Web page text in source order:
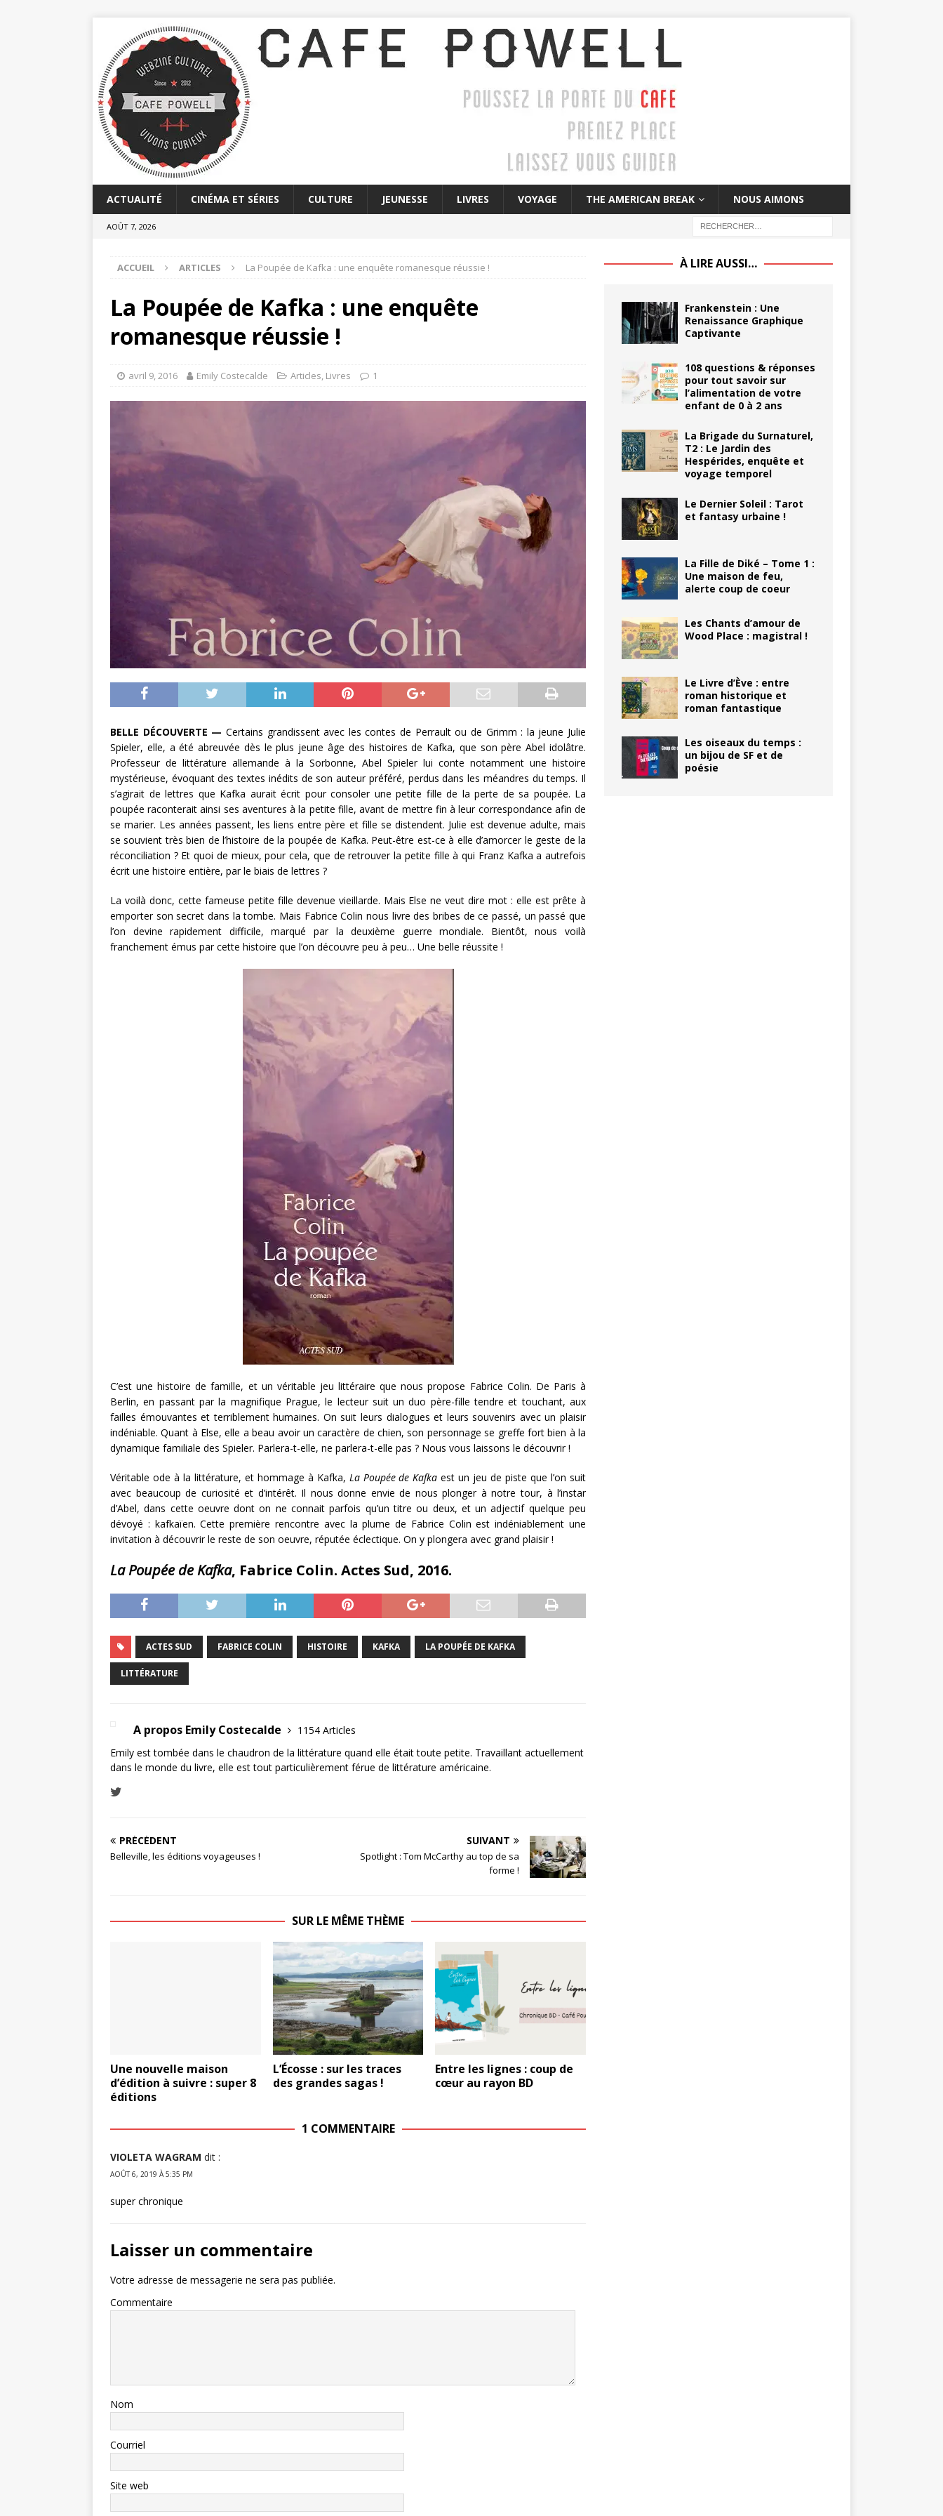
ACTUALITÉ CINÉMA ET SÉRIES CULTURE JEUNESSE LIVRES VOYAGE THE AMERICAN BREAK NOUS AIMONS
AOÛT 7, 2026
ACCUEIL ARTICLES La Poupée de Kafka : une enquête romanesque réussie !
La Poupée de Kafka : une enquête
romanesque réussie !
avril 9, 2016 Emily Costecalde Articles, Livres 1
BELLE DÉCOUVERTE — Certains grandissent avec les contes de Perrault ou de Grimm : la jeune Julie
Spieler, elle, a été abreuvée dès le plus jeune âge des histoires de Kafka, que son père Abel idolâtre.
Professeur de littérature allemande à la Sorbonne, Abel Spieler lui conte notamment une histoire
mystérieuse, évoquant des textes inédits de son auteur préféré, perdus dans les méandres du temps. Il
s’agirait de lettres que Kafka aurait écrit pour consoler une petite fille de la perte de sa poupée. La
poupée raconterait ainsi ses aventures à la petite fille, avant de mettre fin à leur correspondance afin de
se marier. Les années passent, les liens entre père et fille se distendent. Julie est devenue adulte, mais
se souvient très bien de l’histoire de la poupée de Kafka. Peut-être est-ce à elle d’amorcer le geste de la
réconciliation ? Et quoi de mieux, pour cela, que de retrouver la petite fille à qui Franz Kafka a autrefois
écrit une histoire entière, par le biais de lettres ?
La voilà donc, cette fameuse petite fille devenue vieillarde. Mais Else ne veut dire mot : elle est prête à
emporter son secret dans la tombe. Mais Fabrice Colin nous livre des bribes de ce passé, un passé que
l’on devine rapidement difficile, marqué par la deuxième guerre mondiale. Bientôt, nous voilà
franchement émus par cette histoire que l’on découvre peu à peu… Une belle réussite !
C’est une histoire de famille, et un véritable jeu littéraire que nous propose Fabrice Colin. De Paris à
Berlin, en passant par la magnifique Prague, le lecteur suit un duo père-fille tendre et touchant, aux
failles émouvantes et terriblement humaines. On suit leurs dialogues et leurs souvenirs avec un plaisir
indéniable. Quant à Else, elle a beau avoir un caractère de chien, son personnage se greffe fort bien à la
dynamique familiale des Spieler. Parlera-t-elle, ne parlera-t-elle pas ? Nous vous laissons le découvrir !
Véritable ode à la littérature, et hommage à Kafka, La Poupée de Kafka est un jeu de piste que l’on suit
avec beaucoup de curiosité et d’intérêt. Il nous donne envie de nous plonger à notre tour, à l’instar
d’Abel, dans cette oeuvre dont on ne connait parfois qu’un titre ou deux, et un adjectif quelque peu
dévoyé : kafkaïen. Cette première rencontre avec la plume de Fabrice Colin est indéniablement une
invitation à découvrir le reste de son oeuvre, réputée éclectique. On y plongera avec grand plaisir !
La Poupée de Kafka, Fabrice Colin. Actes Sud, 2016.
ACTES SUD FABRICE COLIN HISTOIRE KAFKA LA POUPÉE DE KAFKA
LITTÉRATURE
A propos Emily Costecalde
1154 Articles
Emily est tombée dans le chaudron de la littérature quand elle était toute petite. Travaillant actuellement
dans le monde du livre, elle est tout particulièrement férue de littérature américaine.
PRÉCÉDENT
Belleville, les éditions voyageuses !
SUIVANT
Spotlight : Tom McCarthy au top de sa
forme !
SUR LE MÊME THÈME
Une nouvelle maison
d’édition à suivre : super 8
éditions
L’Écosse : sur les traces
des grandes sagas !
Entre les lignes : coup de
cœur au rayon BD
1 COMMENTAIRE
VIOLETA WAGRAM dit :
AOÛT 6, 2019 À 5:35 PM
super chronique
Laisser un commentaire
Votre adresse de messagerie ne sera pas publiée.
Commentaire
Nom
Courriel
Site web
À LIRE AUSSI…
Frankenstein : Une
Renaissance Graphique
Captivante
108 questions & réponses
pour tout savoir sur
l’alimentation de votre
enfant de 0 à 2 ans
La Brigade du Surnaturel,
T2 : Le Jardin des
Hespérides, enquête et
voyage temporel
Le Dernier Soleil : Tarot
et fantasy urbaine !
La Fille de Diké – Tome 1 :
Une maison de feu,
alerte coup de coeur
Les Chants d’amour de
Wood Place : magistral !
Le Livre d’Ève : entre
roman historique et
roman fantastique
Les oiseaux du temps :
un bijou de SF et de
poésie